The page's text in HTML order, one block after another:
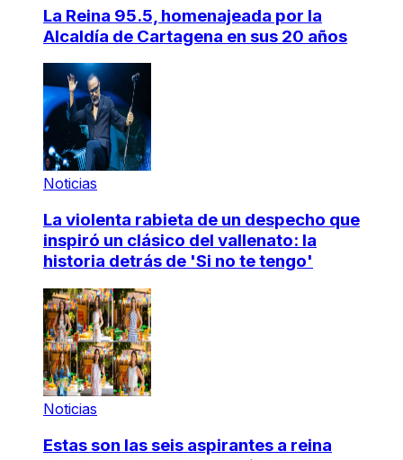
La Reina 95.5, homenajeada por la
Alcaldía de Cartagena en sus 20 años
Noticias
La violenta rabieta de un despecho que
inspiró un clásico del vallenato: la
historia detrás de 'Si no te tengo'
Noticias
Estas son las seis aspirantes a reina